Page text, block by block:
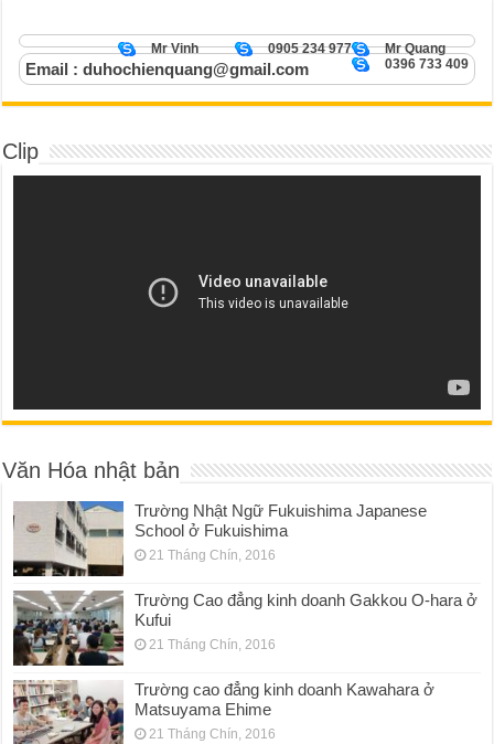
Mr Quang
0905 234 977
Mr Vinh
0396 733 409
Email : duhochienquang@gmail.com
Clip
Văn Hóa nhật bản
Trường Nhật Ngữ Fukuishima Japanese
School ở Fukuishima
21 Tháng Chín, 2016
Trường Cao đẳng kinh doanh Gakkou O-hara ở
Kufui
21 Tháng Chín, 2016
Trường cao đẳng kinh doanh Kawahara ở
Matsuyama Ehime
21 Tháng Chín, 2016